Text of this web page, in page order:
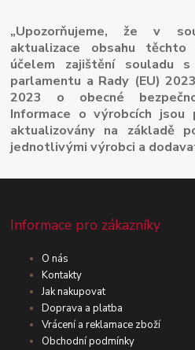
„Upozorňujeme, že v
aktualizace obsahu
účelem zajištění souladu s
parlamentu a Rady (EU)
2023 o obecné
Informace o výrobcích jsou
aktualizovány na základě
jednotlivými výrobci a
Informace pro zákazníky
O nás
Kontakty
Jak nakupovat
Doprava a platba
Vrácení a reklamace zboží
Obchodní podmínky